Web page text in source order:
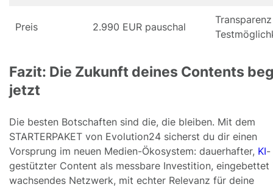
Preis 2.990 EUR pauschal
Fazit: Die Zukunft deines Contents
jetzt
Die besten Botschaften sind die, die bleiben. Mit dem
STARTERPAKET von Evolution24 sicherst du dir einen
Vorsprung im neuen Medien-Ökosystem: dauerhafter, KI-
gestützter Content als messbare Investition, eingebettet
wachsendes Netzwerk, mit echter Relevanz für deine